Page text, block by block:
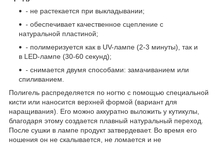
- не растекается при выкладывании;
- обеспечивает качественное сцепление с
натуральной пластиной;
- полимеризуется как в UV-лампе (2-3 минуты), так и
в LED-лампе (30-60 секунд);
- снимается двумя способами: замачиванием или
спиливанием.
Полигель распределяется по ногтю с помощью специальной
кисти или наносится верхней формой (вариант для
наращивания). Его можно аккуратно выложить у кутикулы,
благодаря этому создается плавный натуральный переход.
После сушки в лампе продукт затвердевает. Во время его
ношения он не скалывается, не ломается и не